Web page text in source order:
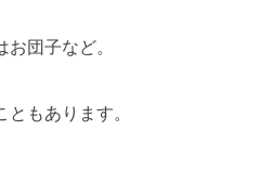
団子など。
もあります。